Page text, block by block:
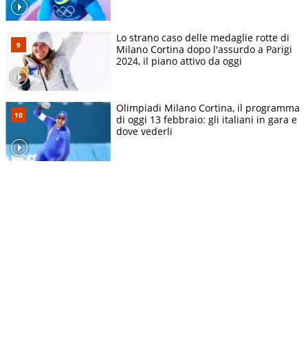
Lo strano caso delle medaglie rotte di
Milano Cortina dopo l'assurdo a Parigi
2024, il piano attivo da oggi
Olimpiadi Milano Cortina, il programma
di oggi 13 febbraio: gli italiani in gara e
dove vederli